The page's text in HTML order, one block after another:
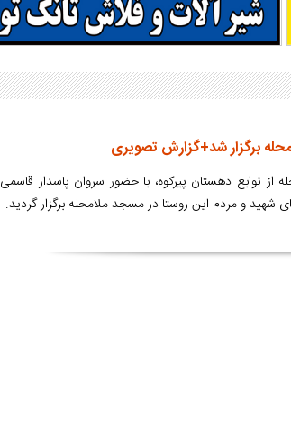
از توابع دهستان پیرکوه، با حضور سروان پاسدار قاسمی
شهید و مردم این روستا در مسجد ملامحله برگزار گردید.